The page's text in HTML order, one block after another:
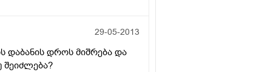
29-05-2013
დაბანის დროს მიშრება და